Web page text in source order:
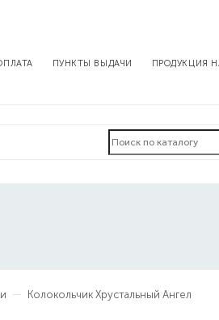
ПУНКТЫ ВЫДАЧИ ПРОДУКЦИЯ
Колокольчик Хрустальный Ангел